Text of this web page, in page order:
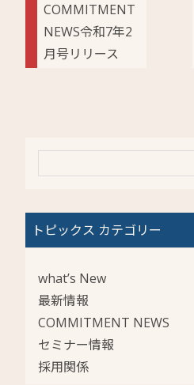
COMMITMENT
NEWS令和7年2
月号リリース
トピックス カテゴリー
what’s New
最新情報
COMMITMENT NEWS
セミナー情報
採用関係